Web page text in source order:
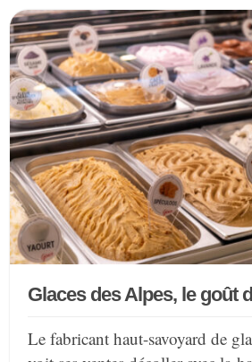
Glaces des Alpes, le goût
Le fabricant haut-savoyard de